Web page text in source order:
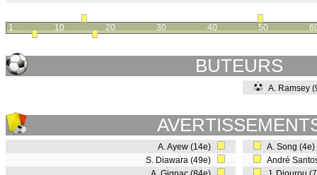
1 10 20 30 40 50
BUTEURS
A. Ramsey
A. Ayew (14e)
S. Diawara (49e)
A. Song
André